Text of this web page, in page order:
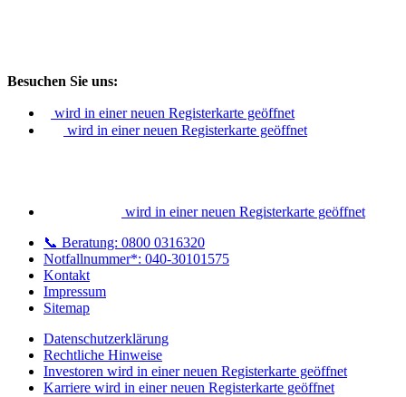
Besuchen Sie uns:
wird in einer neuen Registerkarte geöffnet
wird in einer neuen Registerkarte geöffnet
wird in einer neuen Registerkarte geöffnet
📞 Beratung: 0800 0316320
Notfallnummer*: 040-30101575
Kontakt
Impressum
Sitemap
Datenschutzerklärung
Rechtliche Hinweise
Investoren wird in einer neuen Registerkarte geöffnet
Karriere wird in einer neuen Registerkarte geöffnet